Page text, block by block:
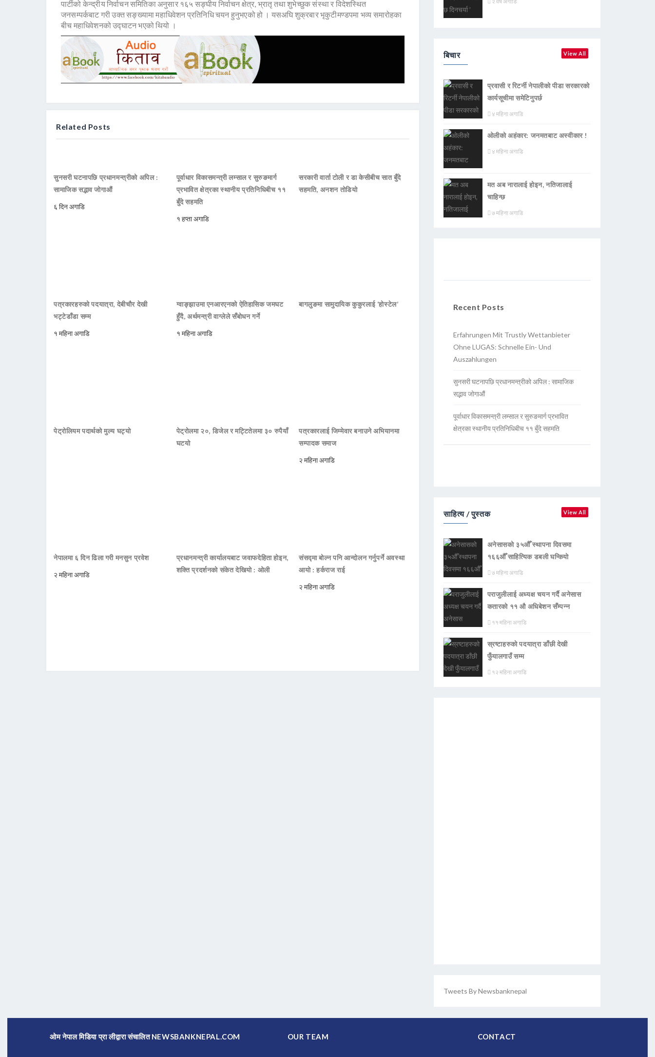
पार्टीको केन्द्रीय निर्वाचन समितिका अनुसार १६५ सङ्घीय निर्वाचन क्षेत्र, भ्रातृ तथा शुभेच्छुक संस्था र विदेशस्थित
जनसम्पर्कबाट गरी उक्त सङ्ख्यामा महाधिवेशन प्रतिनिधि चयन हुनुभएको हो । यसअघि शुक्रबार भृकुटीमण्डपमा भव्य समारोहका
बीच महाधिवेशनको उद्घाटन भएको थियो ।
Related Posts
सुनसरी घटनापछि प्रधानमन्त्रीको अपिल :
सामाजिक सद्भाव जोगाऔं
६ दिन अगाडि
पूर्वाधार विकासमन्त्री लम्साल र सुरुङमार्ग
प्रभावित क्षेत्रका स्थानीय प्रतिनिधिबीच ११
बुँदे सहमति
१ हप्ता अगाडि
सरकारी वार्ता टोली र डा केसीबीच सात बुँदे
सहमति, अनशन तोडियो
पत्रकारहरुको पदयात्रा, देबीचौर देखी
भट्टेडाँडा सम्म
१ महिना अगाडि
ग्वाङ्झाउमा एनआरएनको ऐतिहासिक जमघट
हुँदै, अर्थमन्त्री वाग्लेले सँबोधन गर्ने
१ महिना अगाडि
बागलुङमा सामुदायिक कुकुरलाई ‘होस्टेल’
पेट्रोलियम पदार्थको मुल्य घट्यो
पेट्रोलमा २०, डिजेल र मट्टितेलमा ३० रुपैयाँ
घटयो
पत्रकारलाई जिम्मेवार बनाउने अभियानमा
सम्पादक समाज
२ महिना अगाडि
नेपालमा ६ दिन ढिला गरी मनसुन प्रवेश
२ महिना अगाडि
प्रधानमन्त्री कार्यालयबाट जवाफदेहिता होइन,
शक्ति प्रदर्शनको संकेत देखियो : ओली
संसद्मा बोल्न पनि आन्दोलन गर्नुपर्ने अवस्था
आयो : हर्कराज राई
२ महिना अगाडि
बिचार View All
प्रवासी र रिटर्नी नेपालीको पीडा सरकारको
कार्यसूचीमा समेटिनुपर्छ
४ महिना अगाडि
ओलीको अहंकार: जनमतबाट अस्वीकार !
४ महिना अगाडि
मत अब नारालाई होइन, नतिजालाई
चाहिन्छ
७ महिना अगाडि
Recent Posts
Erfahrungen Mit Trustly Wettanbieter
Ohne LUGAS: Schnelle Ein- Und
Auszahlungen
सुनसरी घटनापछि प्रधानमन्त्रीको अपिल : सामाजिक
सद्भाव जोगाऔं
पूर्वाधार विकासमन्त्री लम्साल र सुरुङमार्ग प्रभावित
क्षेत्रका स्थानीय प्रतिनिधिबीच ११ बुँदे सहमति
साहित्य / पुस्तक View All
अनेसासको ३५औँ स्थापना दिवसमा
१६६औँ साहित्यिक डबली घन्कियाे
७ महिना अगाडि
पराजुलीलाई अध्यक्ष चयन गर्दै अनेसास
कतारको ११ औ अधिबेशन सँम्पन्न
११ महिना अगाडि
स्रष्टाहरुको पदयात्रा डाँछी देखी
फुँयालगाउँ सम्म
१२ महिना अगाडि
Tweets By Newsbanknepal
ओम नेपाल मिडिया प्रा लीद्वारा संचालित NEWSBANKNEPAL.COM OUR TEAM CONTACT